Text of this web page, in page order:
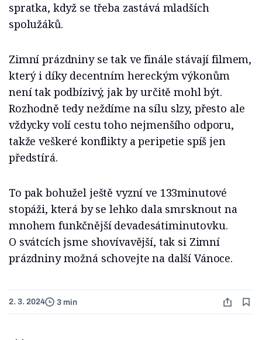
spratka, když se třeba zastává mladších
spolužáků.
Zimní prázdniny se tak ve finále stávají filmem,
který i díky decentním hereckým výkonům
není tak podbízivý, jak by určitě mohl být.
Rozhodně tedy neždíme na sílu slzy, přesto ale
vždycky volí cestu toho nejmenšího odporu,
takže veškeré konflikty a peripetie spíš jen
předstírá.
To pak bohužel ještě vyzní ve 133minutové
stopáži, která by se lehko dala smrsknout na
mnohem funkčnější devadesátiminutovku.
O svátcích jsme shovívavější, tak si Zimní
prázdniny možná schovejte na další Vánoce.
2. 3. 2024 3 min